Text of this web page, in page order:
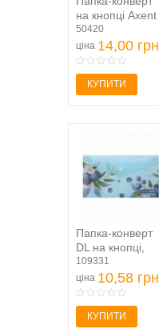
на кнопці Axent
Pastelini 1414-
36-A, бузкова
50420
ціна 14,00 грн
КУПИТИ
Папка-конверт
DL на кнопці,
BLUEBERRY
ARABESKI,...
109331
ціна 10,58 грн
КУПИТИ